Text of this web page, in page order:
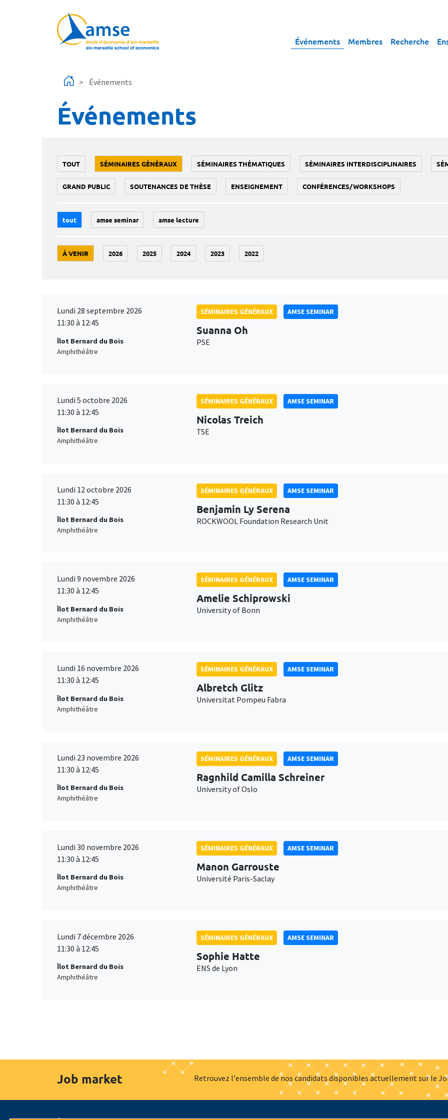
Événements Membres Recherche
Événements
Événements
TOUT SÉMINAIRES GÉNÉRAUX SÉMINAIRES THÉMATIQUES SÉMINAIRES INTERDISCIPLINAIRES
GRAND PUBLIC SOUTENANCES DE THÈSE ENSEIGNEMENT CONFÉRENCES/WORKSHOPS
tout amse seminar amse lecture
À VENIR 2026 2025 2024 2023 2022
Lundi 28 septembre 2026
11:30 à 12:45
Îlot Bernard du Bois
Amphithéâtre
SÉMINAIRES GÉNÉRAUX AMSE SEMINAR
Suanna Oh
PSE
Lundi 5 octobre 2026
11:30 à 12:45
Îlot Bernard du Bois
Amphithéâtre
SÉMINAIRES GÉNÉRAUX AMSE SEMINAR
Nicolas Treich
TSE
Lundi 12 octobre 2026
11:30 à 12:45
Îlot Bernard du Bois
Amphithéâtre
SÉMINAIRES GÉNÉRAUX AMSE SEMINAR
Benjamin Ly Serena
ROCKWOOL Foundation Research Unit
Lundi 9 novembre 2026
11:30 à 12:45
Îlot Bernard du Bois
Amphithéâtre
SÉMINAIRES GÉNÉRAUX AMSE SEMINAR
Amelie Schiprowski
University of Bonn
Lundi 16 novembre 2026
11:30 à 12:45
Îlot Bernard du Bois
Amphithéâtre
SÉMINAIRES GÉNÉRAUX AMSE SEMINAR
Albretch Glitz
Universitat Pompeu Fabra
Lundi 23 novembre 2026
11:30 à 12:45
Îlot Bernard du Bois
Amphithéâtre
SÉMINAIRES GÉNÉRAUX AMSE SEMINAR
Ragnhild Camilla Schreiner
University of Oslo
Lundi 30 novembre 2026
11:30 à 12:45
Îlot Bernard du Bois
Amphithéâtre
SÉMINAIRES GÉNÉRAUX AMSE SEMINAR
Manon Garrouste
Université Paris-Saclay
Lundi 7 décembre 2026
11:30 à 12:45
Îlot Bernard du Bois
Amphithéâtre
SÉMINAIRES GÉNÉRAUX AMSE SEMINAR
Sophie Hatte
ENS de Lyon
Job market Retrouvez l'ensemble de nos candidats disponibles actuellement sur le